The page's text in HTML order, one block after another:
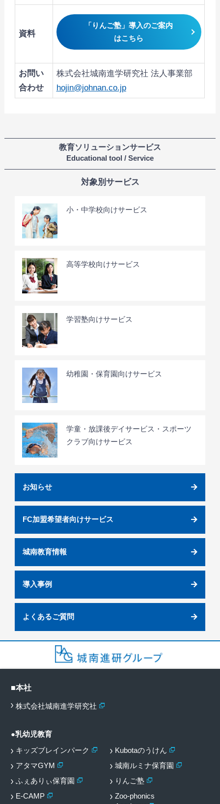
資料
「りんご塾」導入のご案内
はこちら
お問い
合わせ
株式会社城南進学研究社 法人事業部
hojin@johnan.co.jp
教育ソリューションサービス
Educational tool / Service
対象別サービス
小・中学校向けサービス
高等学校向けサービス
学習塾向けサービス
幼稚園・保育園向けサービス
学童・放課後デイサービス・スポーツ
クラブ向けサービス
お知らせ
FC加盟希望者向けサービス
城南教育情報
導入事例
よくあるご質問
■本社
株式会社城南進学研究社
●乳幼児教育
キッズブレインパーク
Kubotaのうけん
アタマGYM
城南ルミナ保育園
ふぇありぃ保育園
りんご塾
E-CAMP
Zoo-phonics